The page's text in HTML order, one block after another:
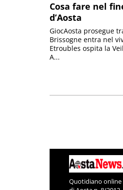
Cosa fare nel
d’Aosta
GiocAosta prosegue
Brissogne entra nel
Etroubles ospita la
A...
Quotidiano online